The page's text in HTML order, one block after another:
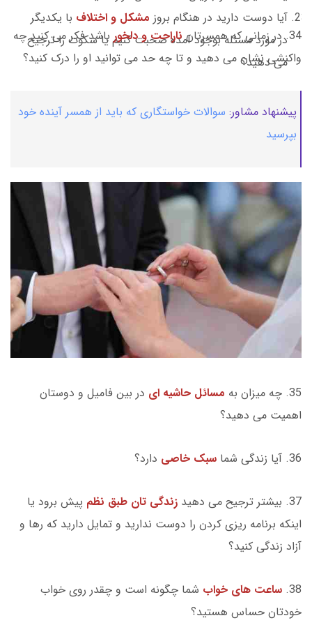
آیا دوست دارید در هنگام بروز مشکل و اختلاف با یکدیگر
در مورد مسئله بوجود آمده صحبت کنیم یا سکوت را ترجیح
می دهید؟
34. در زمانی که همسرتان ناراحت و دلخور باشد فکر می کنید چه
واکنشی نشان می دهید و تا چه حد می توانید او را درک کنید؟
پیشنهاد مشاور: سوالات خواستگاری که باید از همسر آینده خود
بپرسید
35. چه میزان به مسائل حاشیه ای در بین فامیل و دوستان
اهمیت می دهید؟
36. آیا زندگی شما سبک خاصی دارد؟
37. بیشتر ترجیح می دهید زندگی تان طبق نظم پیش برود یا
اینکه برنامه ریزی کردن را دوست ندارید و تمایل دارید که رها و
آزاد زندگی کنید؟
38. ساعت های خواب شما چگونه است و چقدر روی خواب
خودتان حساس هستید؟